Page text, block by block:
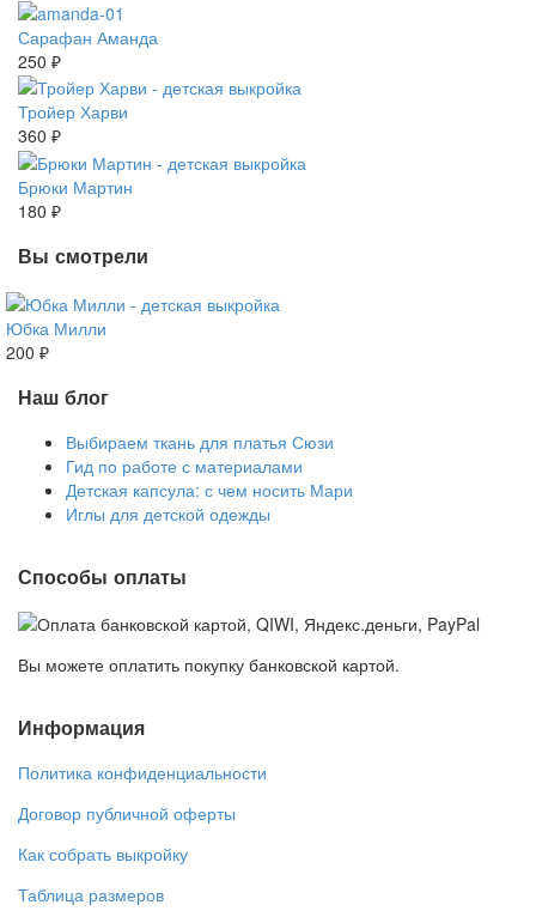
Сарафан Аманда
250 ₽
Тройер Харви
360 ₽
Брюки Мартин
180 ₽
Вы смотрели
Юбка Милли
200 ₽
Наш блог
Выбираем ткань для платья Сюзи
Гид по работе с материалами
Детская капсула: с чем носить Мари
Иглы для детской одежды
Способы оплаты
Вы можете оплатить покупку банковской картой.
Информация
Политика конфиденциальности
Договор публичной оферты
Как собрать выкройку
Таблица размеров